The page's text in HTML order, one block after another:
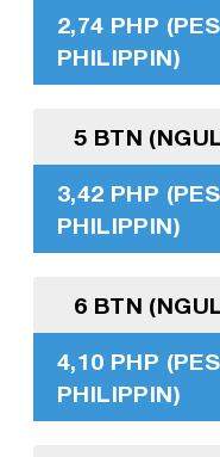
2,74 PHP
PHILIPPIN)
5 BTN
3,42 PHP
PHILIPPIN)
6 BTN
4,10 PHP
PHILIPPIN)